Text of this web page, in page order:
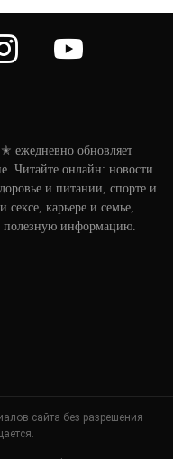
instagram
ежедневно обновляет
Читайте онлайн: новости
и питании, спорте и
карьере и семье,
полезную информацию.
сайта без разрешения